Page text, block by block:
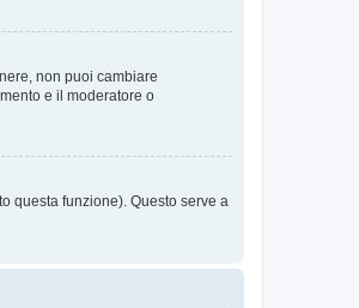
non puoi cambiare
e il moderatore o
questa funzione). Questo serve a